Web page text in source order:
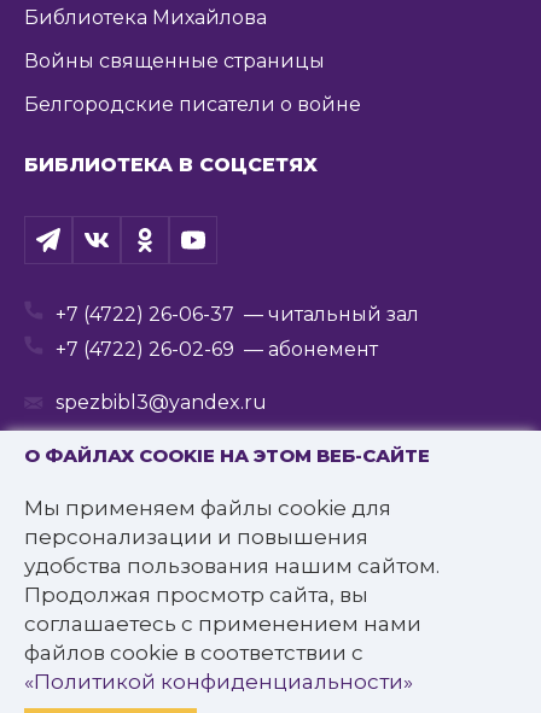
О ФАЙЛАХ COOKIE НА ЭТОМ ВЕБ-САЙТЕ
Мы применяем файлы cookie для
персонализации и повышения
удобства пользования нашим сайтом.
Продолжая просмотр сайта, вы
соглашаетесь с применением нами
файлов cookie в соответствии с
«Политикой конфиденциальности»
Библиотека Михайлова
Войны священные страницы
Белгородские писатели о войне
БИБЛИОТЕКА В СОЦСЕТЯХ
+7 (4722) 26-06-37 — читальный зал
+7 (4722) 26-02-69 — абонемент
spezbibl3@yandex.ru
© 2016—2022 Государственное бюджетное
учреждение культуры
«Белгородская государственная специальная
библиотека для слепых им. В.Я. Ерошенко».
Все права защищены.
Политика конфиденциальности